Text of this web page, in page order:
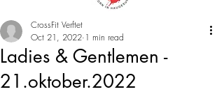
Ladies & Gentlemen -
21.oktober.2022
CrossFit Verftet
Oct 21, 2022 1 min read